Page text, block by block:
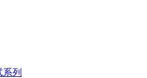
列